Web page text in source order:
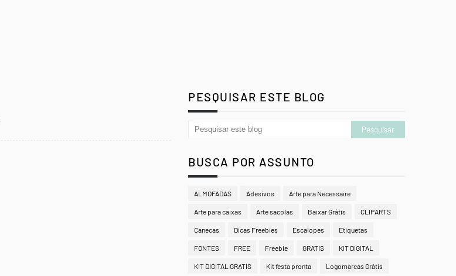
PESQUISAR ESTE BLOG
BUSCA POR ASSUNTO
ALMOFADAS Adesivos Arte para Necessaire
Arte para caixas Arte sacolas Baixar Grátis CLIPARTS
Canecas Dicas Freebies Escalopes Etiquetas
FONTES FREE Freebie GRATIS KIT DIGITAL
KIT DIGITAL GRATIS Kit festa pronta Logomarcas Grátis